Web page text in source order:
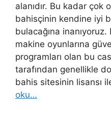
alanıdır. Bu kadar çok
bahisçinin kendine iyi
bulacağına
makine oyunlarına
programları olan bu
tarafından genellikle
bahis sitesinin lisansı
oku…